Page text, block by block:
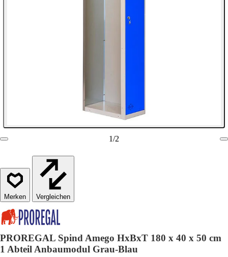
1/2
Vergleichen
PROREGAL Spind Amego HxBxT 180 x 40 x 50 cm
1 Abteil Anbaumodul Grau-Blau